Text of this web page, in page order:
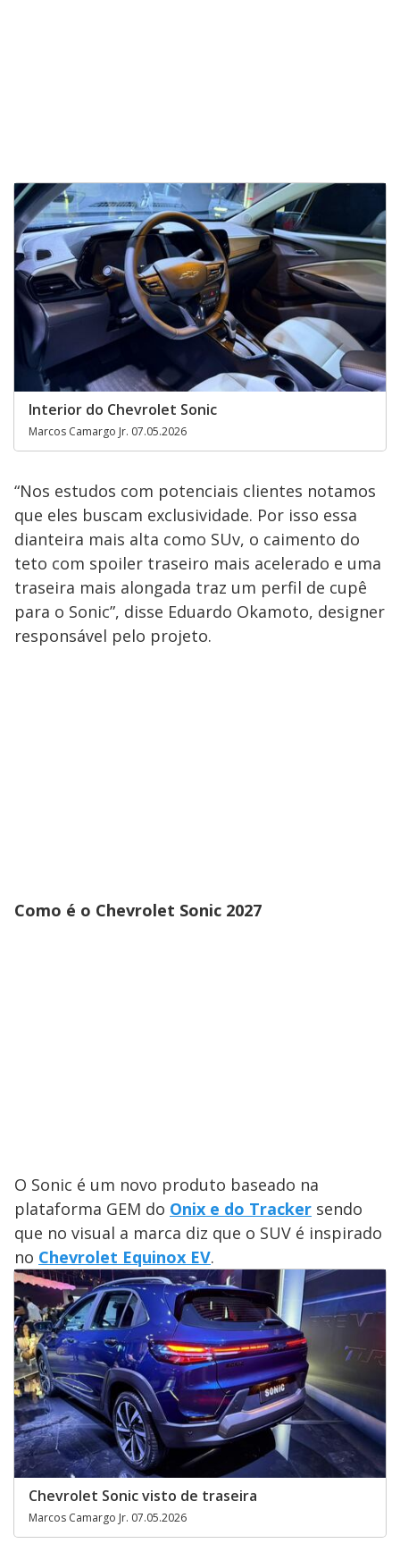
Interior do Chevrolet Sonic
Marcos Camargo Jr. 07.05.2026
“Nos estudos com potenciais clientes notamos
que eles buscam exclusividade. Por isso essa
dianteira mais alta como SUv, o caimento do
teto com spoiler traseiro mais acelerado e uma
traseira mais alongada traz um perfil de cupê
para o Sonic”, disse Eduardo Okamoto, designer
responsável pelo projeto.
Como é o Chevrolet Sonic 2027
O Sonic é um novo produto baseado na
plataforma GEM do Onix e do Tracker sendo
que no visual a marca diz que o SUV é inspirado
no Chevrolet Equinox EV.
Chevrolet Sonic visto de traseira
Marcos Camargo Jr. 07.05.2026